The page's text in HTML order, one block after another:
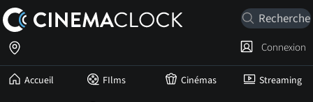
Accueil FIlms Cinémas Streaming
Connexion